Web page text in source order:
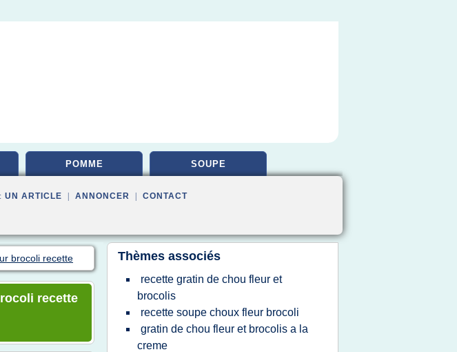
POMME SOUPE
UN ARTICLE ANNONCER CONTACT
brocoli recette
recette
Thèmes associés
recette gratin de chou fleur et
brocolis
recette soupe choux fleur brocoli
gratin de chou fleur et brocolis a la
creme